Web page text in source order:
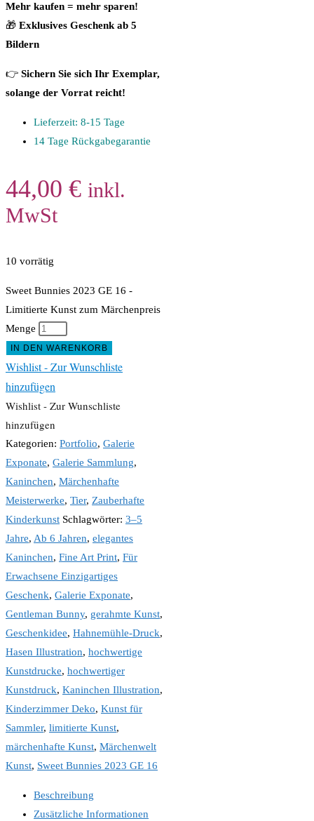
Mehr kaufen = mehr sparen!
🎁 Exklusives Geschenk ab 5
Bildern
👉 Sichern Sie sich Ihr Exemplar,
solange der Vorrat reicht!
Lieferzeit: 8-15 Tage
14 Tage Rückgabegarantie
44,00 € inkl.
MwSt
10 vorrätig
Sweet Bunnies 2023 GE 16 -
Limitierte Kunst zum Märchenpreis
Menge
IN DEN WARENKORB
Wishlist - Zur Wunschliste
hinzufügen
Wishlist - Zur Wunschliste
hinzufügen
Kategorien: Portfolio, Galerie
Exponate, Galerie Sammlung,
Kaninchen, Märchenhafte
Meisterwerke, Tier, Zauberhafte
Kinderkunst Schlagwörter: 3–5
Jahre, Ab 6 Jahren, elegantes
Kaninchen, Fine Art Print, Für
Erwachsene Einzigartiges
Geschenk, Galerie Exponate,
Gentleman Bunny, gerahmte Kunst,
Geschenkidee, Hahnemühle-Druck,
Hasen Illustration, hochwertige
Kunstdrucke, hochwertiger
Kunstdruck, Kaninchen Illustration,
Kinderzimmer Deko, Kunst für
Sammler, limitierte Kunst,
märchenhafte Kunst, Märchenwelt
Kunst, Sweet Bunnies 2023 GE 16
Beschreibung
Zusätzliche Informationen